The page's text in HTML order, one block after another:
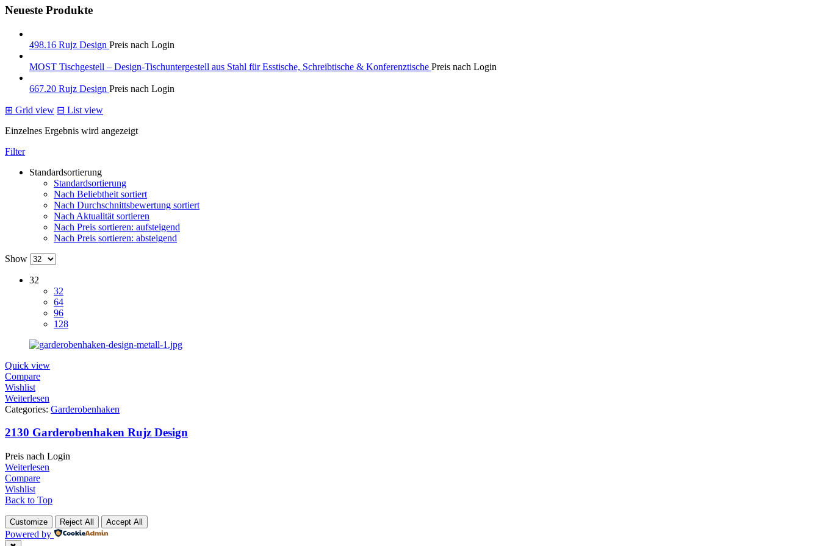
Neueste Produkte
498.16 Rujz Design Preis nach Login
MOST Tischgestell – Design-Tischuntergestell aus Stahl für Esstische, Schreibtische & Konferenztische Preis nach Login
667.20 Rujz Design Preis nach Login
⊞ Grid view ⊟ List view
Einzelnes Ergebnis wird angezeigt
Filter
Standardsortierung
Standardsortierung
Nach Beliebtheit sortiert
Nach Durchschnittsbewertung sortiert
Nach Aktualität sortieren
Nach Preis sortieren: aufsteigend
Nach Preis sortieren: absteigend
Show
32
32
64
96
128
Quick view
Compare
Wishlist
Weiterlesen
Categories: Garderobenhaken
2130 Garderobenhaken Rujz Design
Preis nach Login
Weiterlesen
Compare
Wishlist
Back to Top
Customize Reject All Accept All
Powered by